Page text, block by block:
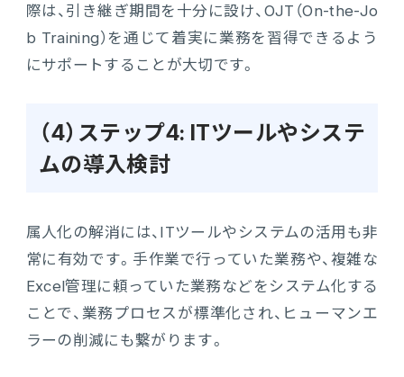
際は、引き継ぎ期間を十分に設け、OJT（On-the-Jo
b Training）を通じて着実に業務を習得できるよう
にサポートすることが大切です。
（4）ステップ4: ITツールやシステ
ムの導入検討
属人化の解消には、ITツールやシステムの活用も非
常に有効です。手作業で行っていた業務や、複雑な
Excel管理に頼っていた業務などをシステム化する
ことで、業務プロセスが標準化され、ヒューマンエ
ラーの削減にも繋がります。